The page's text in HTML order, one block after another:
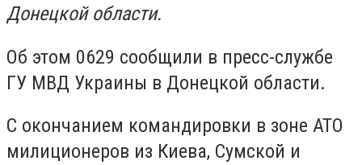
Донецкой области.
Об этом 0629 сообщили в пресс-службе
ГУ МВД Украины в Донецкой области.
С окончанием командировки в зоне АТО
милиционеров из Киева, Сумской и